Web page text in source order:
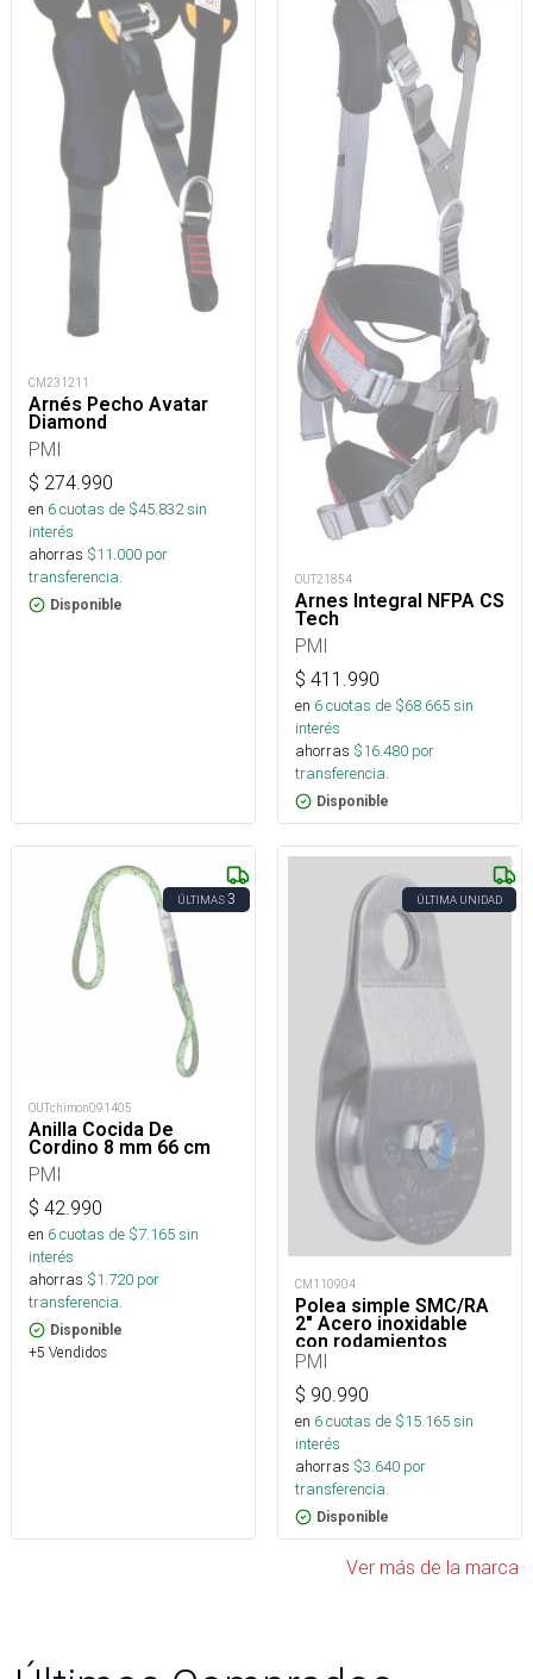
CM231211
Arnés Pecho Avatar
Diamond
PMI
$ 274.990
en 6cuotas de $45.832sin
interés
ahorras $11.000 por
transferencia.
Disponible
OUT21854
Arnes Integral NFPA CS
Tech
PMI
$ 411.990
en 6cuotas de $68.665sin
interés
ahorras $16.480 por
transferencia.
Disponible
ÚLTIMAS3
OUTchimon091405
Anilla Cocida De
Cordino 8 mm 66 cm
PMI
$ 42.990
en 6cuotas de $7.165sin
interés
ahorras $1.720 por
transferencia.
Disponible
+5 Vendidos
ÚLTIMA UNIDAD
CM110904
Polea simple SMC/RA
2″ Acero inoxidable
con rodamientos
NFPA-T
PMI
$ 90.990
en 6cuotas de $15.165sin
interés
ahorras $3.640 por
transferencia.
Disponible
Ver más de la marca